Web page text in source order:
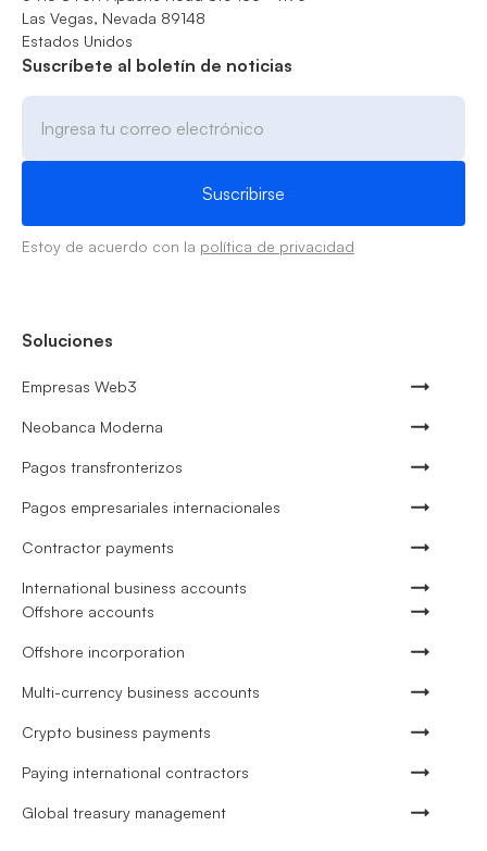
Las Vegas, Nevada 89148
Estados Unidos
Suscríbete al boletín de noticias
Estoy de acuerdo con la política de privacidad
Soluciones
Empresas Web3
Neobanca Moderna
Pagos transfronterizos
Pagos empresariales internacionales
Contractor payments
International business accounts
Offshore accounts
Offshore incorporation
Multi-currency business accounts
Crypto business payments
Paying international contractors
Global treasury management